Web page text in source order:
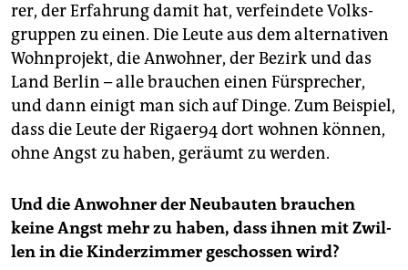
rer, der Er­fah­rung damit hat, ver­fein­de­te Volks­
grup­pen zu einen. Die Leute aus dem al­ter­na­ti­ven
Wohn­pro­jekt, die An­woh­ner, der Be­zirk und das
Land Ber­lin – alle brau­chen einen Für­spre­cher,
und dann ei­nigt man sich auf Dinge. Zum Bei­spiel,
dass die Leute der Ri­ga­e­r94 dort woh­nen kön­nen,
ohne Angst zu haben, ge­räumt zu wer­den.
Und die An­woh­ner der Neu­bau­ten brau­chen
keine Angst mehr zu haben, dass ihnen mit Zwil­
len in die Kin­der­zim­mer ge­schos­sen wird?